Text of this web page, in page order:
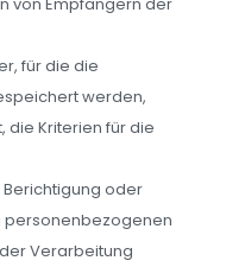
von Empfängern der
für die die
werden,
die Kriterien für die
oder
personenbezogenen
Verarbeitung